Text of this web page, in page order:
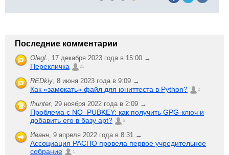
Последние комментарии
OlegL, 17 декабря 2023 года в 15:00 →
Перекличка 21
REDkiy, 8 июня 2023 года в 9:09 →
Как «замокать» файл для юниттеста в Python? 2
fhunter, 29 ноября 2022 года в 2:09 →
Проблема с NO_PUBKEY: как получить GPG-ключ и
добавить его в базу apt?
6
Иванн, 9 апреля 2022 года в 8:31 →
Ассоциация РАСПО провела первое учредительное
собрание
1